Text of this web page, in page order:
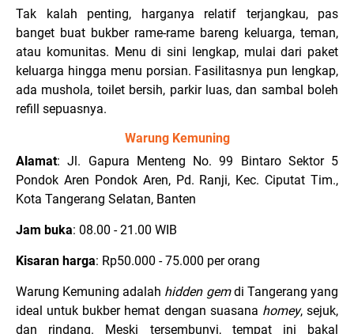
Tak kalah penting, harganya relatif terjangkau, pas
banget buat bukber rame-rame bareng keluarga, teman,
atau komunitas. Menu di sini lengkap, mulai dari paket
keluarga hingga menu porsian. Fasilitasnya pun lengkap,
ada mushola, toilet bersih, parkir luas, dan sambal boleh
refill sepuasnya.
Warung Kemuning
Alamat: Jl. Gapura Menteng No. 99 Bintaro Sektor 5
Pondok Aren Pondok Aren, Pd. Ranji, Kec. Ciputat Tim.,
Kota Tangerang Selatan, Banten
Jam buka: 08.00 - 21.00 WIB
Kisaran harga: Rp50.000 - 75.000 per orang
Warung Kemuning adalah hidden gemdi Tangerang yang
ideal untuk bukber hemat dengan suasana homey, sejuk,
dan rindang. Meski tersembunyi, tempat ini bakal